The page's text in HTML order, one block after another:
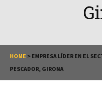
HOME > EMPRESA LÍDER EN EL
PESCADOR, GIRONA